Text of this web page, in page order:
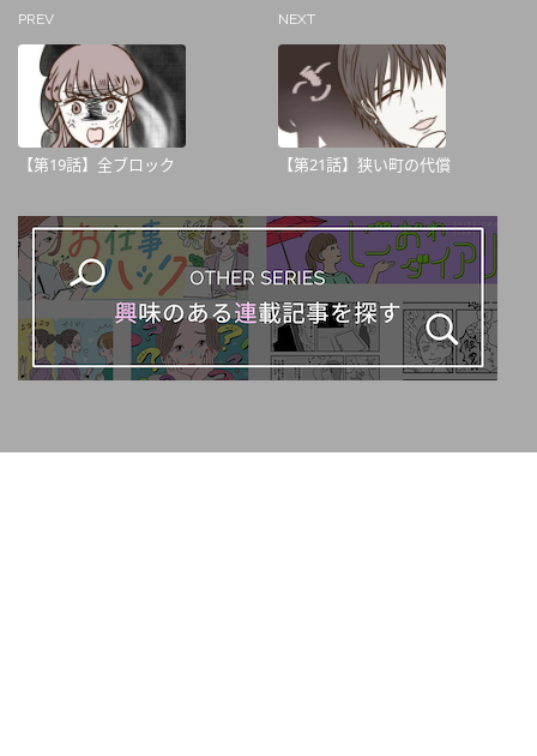
PREV
【第19話】全ブロック
NEXT
【第21話】狭い町の代償